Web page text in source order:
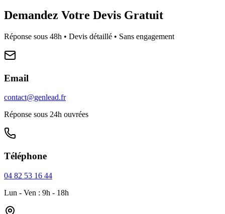
Demandez Votre Devis Gratuit
Réponse sous 48h • Devis détaillé • Sans engagement
Email
contact@genlead.fr
Réponse sous 24h ouvrées
Téléphone
04 82 53 16 44
Lun - Ven : 9h - 18h